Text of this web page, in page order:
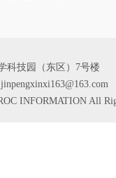
科技园（东区）7号楼
INFORMATION All